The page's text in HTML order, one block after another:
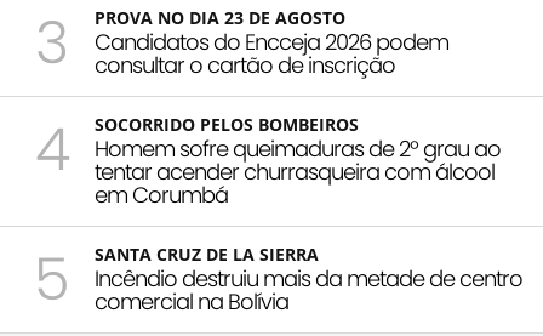
3 PROVA NO DIA 23 DE AGOSTO
Candidatos do Encceja 2026 podem
consultar o cartão de inscrição
4 SOCORRIDO PELOS BOMBEIROS
Homem sofre queimaduras de 2º grau ao
tentar acender churrasqueira com álcool
em Corumbá
5 SANTA CRUZ DE LA SIERRA
Incêndio destruiu mais da metade de centro
comercial na Bolívia